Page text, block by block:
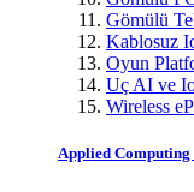
Gömülü
Kablosuz
Oyun
Uç AI ve
Wireless
Applied